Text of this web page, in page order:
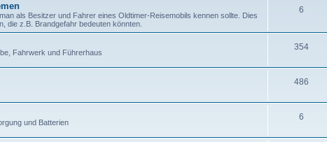
als Besitzer und Fahrer eines Oldtimer-Reisemobils kennen sollte. Dies
die z.B. Brandgefahr bedeuten könnten.
6
Fahrwerk und Führerhaus
354
486
und Batterien
6